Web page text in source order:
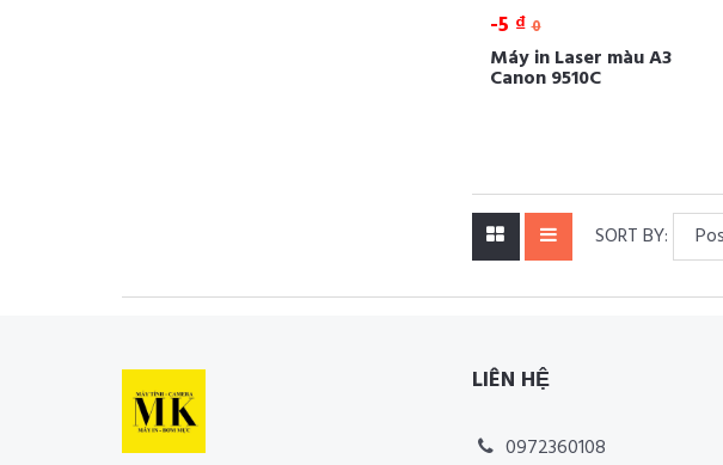
-5 ₫0
Máy in Laser màu A3
Canon 9510C
SORT BY:
LIÊN HỆ
0972360108